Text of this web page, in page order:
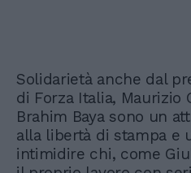
Solidarietà anche dal
di Forza Italia, Maurizio
Brahim Baya sono un
alla libertà di stampa e
intimidire chi, come